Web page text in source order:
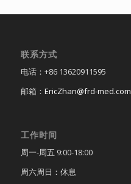
联系方式
电话：+86 13620911595
邮箱： EricZhan@frd-med.com
工作时间
周一-周五 9:00-18:00
周六周日：休息